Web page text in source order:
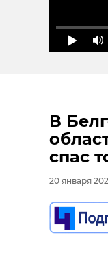
В
спас
20 января